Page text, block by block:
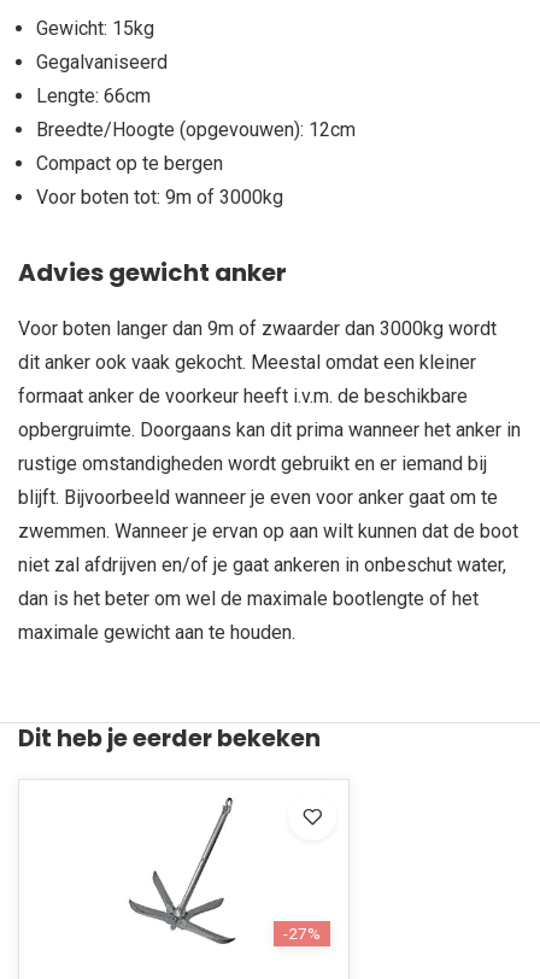
Gewicht: 15kg
Gegalvaniseerd
Lengte: 66cm
Breedte/Hoogte (opgevouwen): 12cm
Compact op te bergen
Voor boten tot: 9m of 3000kg
Advies gewicht anker
Voor boten langer dan 9m of zwaarder dan 3000kg wordt
dit anker ook vaak gekocht. Meestal omdat een kleiner
formaat anker de voorkeur heeft i.v.m. de beschikbare
opbergruimte. Doorgaans kan dit prima wanneer het anker in
rustige omstandigheden wordt gebruikt en er iemand bij
blijft. Bijvoorbeeld wanneer je even voor anker gaat om te
zwemmen. Wanneer je ervan op aan wilt kunnen dat de boot
niet zal afdrijven en/of je gaat ankeren in onbeschut water,
dan is het beter om wel de maximale bootlengte of het
maximale gewicht aan te houden.
Dit heb je eerder bekeken
-27%